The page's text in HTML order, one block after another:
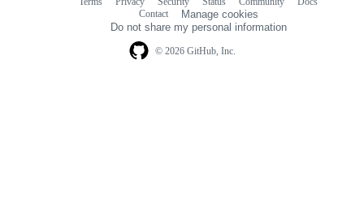
© 2026 GitHub, Inc.
Contact
Manage cookies
Do not share my personal information